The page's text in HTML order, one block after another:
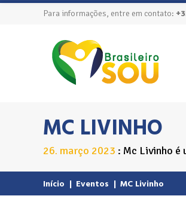
Para informações, entre em contato:
MC LIVINHO
26. março 2023 Mc Livinho é
Início | Eventos | MC Livinho